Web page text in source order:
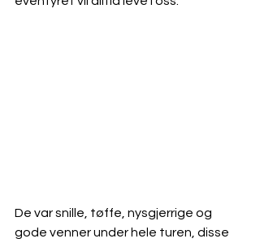
De var snille, tøffe, nysgjerrige og
gode venner under hele turen, disse